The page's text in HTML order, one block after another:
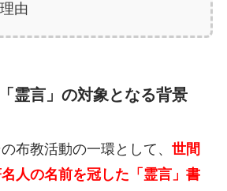
由
霊言」の対象となる背景
布教活動の一環として、 世間
人の名前を冠した「霊言」書